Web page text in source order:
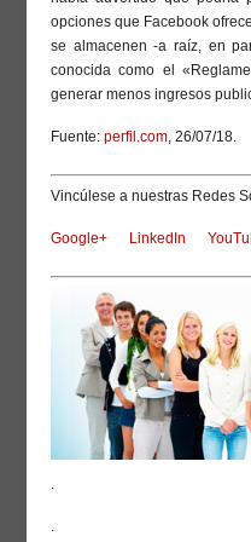
opciones que Facebook
se almacenen -a raíz, en
conocida como el
generar menos ingresos
Fuente: perfil.com, 26/07/18.
Vincúlese a nuestras Redes
Google+ LinkedIn
.
.